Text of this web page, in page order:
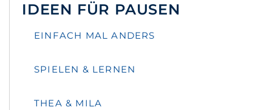
IDEEN FÜR PAUSEN
EINFACH MAL ANDERS
SPIELEN & LERNEN
THEA & MILA